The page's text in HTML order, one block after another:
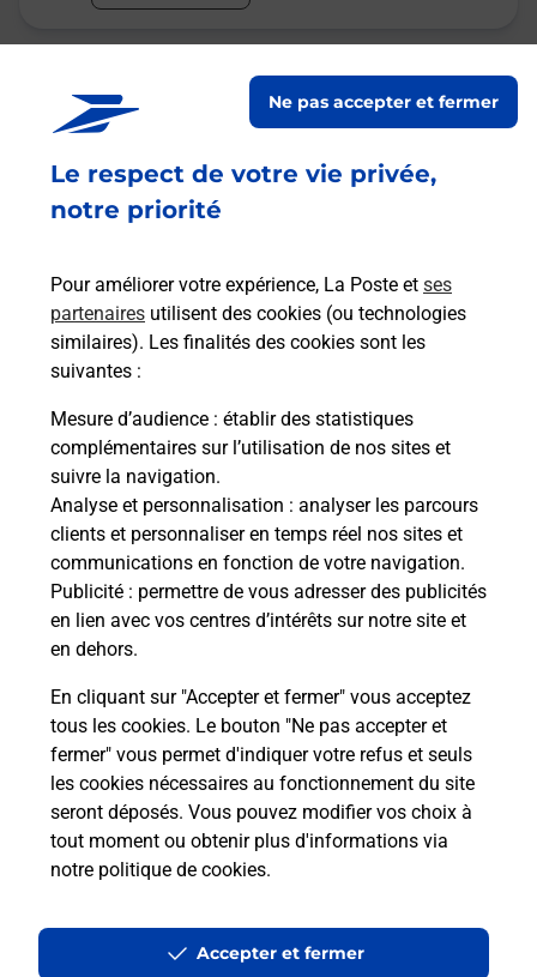
Le respect de votre vie privée,
notre priorité
Pour améliorer votre expérience, La Poste et ses
partenaires utilisent des cookies (ou technologies
similaires). Les finalités des cookies sont les
suivantes :
Mesure d’audience : établir des statistiques
complémentaires sur l’utilisation de nos sites et
suivre la navigation.
Analyse et personnalisation : analyser les parcours
clients et personnaliser en temps réel nos sites et
communications en fonction de votre navigation.
Publicité : permettre de vous adresser des publicités
en lien avec vos centres d’intérêts sur notre site et
en dehors.
En cliquant sur "Accepter et fermer" vous acceptez
tous les cookies. Le bouton "Ne pas accepter et
fermer" vous permet d'indiquer votre refus et seuls
les cookies nécessaires au fonctionnement du site
seront déposés. Vous pouvez modifier vos choix à
tout moment ou obtenir plus d'informations via
notre politique de cookies.
Ne pas accepter et fermer
Accepter et fermer
Relais Pickup
OPTIQUE AUDITION
Fermé- ouvre dimanche à
10h00
37 BOULEVARD JEAN JAURES
En savoir plus
Malin !
La Poste
en ligne
Ouvert 24h/24
En savoir plus
Hauts-de-Seine
Accessibilité : partiellement conforme